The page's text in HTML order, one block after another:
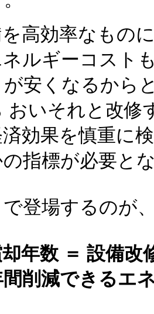
高効率なもの
ネルギーコスト
が安くなるから
おいそれと改修
効果を慎重に
指標が必要と
登場するのが
年数 ＝ 設備改
間削減できるエ